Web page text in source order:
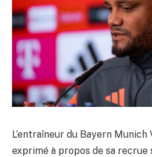
L’entraîneur du Bayern Munich
exprimé à propos de sa recrue